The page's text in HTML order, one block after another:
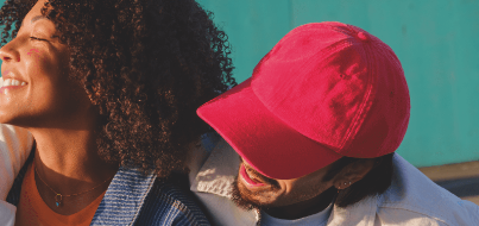
schreiben Anrufen